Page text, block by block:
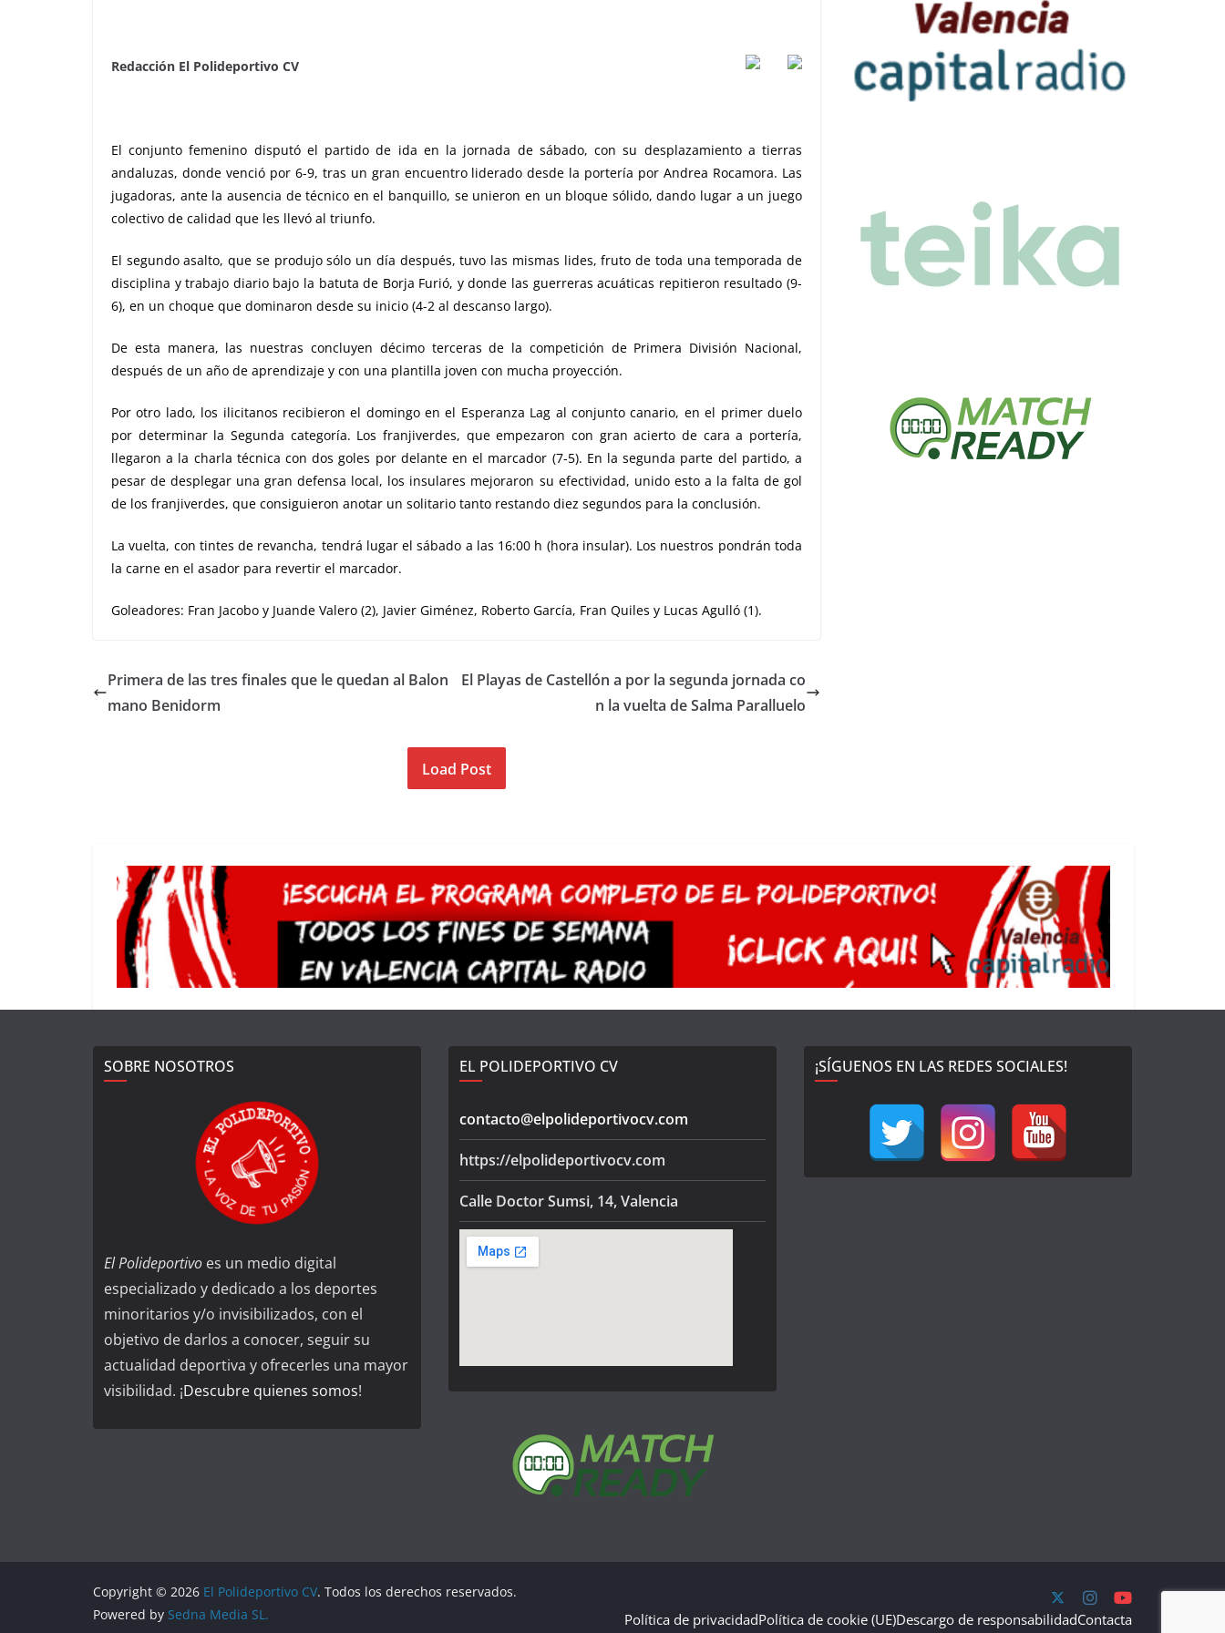
Redacción El Polideportivo CV
El conjunto femenino disputó el partido de ida en la jornada de sábado, con su desplazamiento a tierras
andaluzas, donde venció por 6-9, tras un gran encuentro liderado desde la portería por Andrea Rocamora. Las
jugadoras, ante la ausencia de técnico en el banquillo, se unieron en un bloque sólido, dando lugar a un juego
colectivo de calidad que les llevó al triunfo.
El segundo asalto, que se produjo sólo un día después, tuvo las mismas lides, fruto de toda una temporada de
disciplina y trabajo diario bajo la batuta de Borja Furió, y donde las guerreras acuáticas repitieron resultado (9-
6), en un choque que dominaron desde su inicio (4-2 al descanso largo).
De esta manera, las nuestras concluyen décimo terceras de la competición de Primera División Nacional,
después de un año de aprendizaje y con una plantilla joven con mucha proyección.
Por otro lado, los ilicitanos recibieron el domingo en el Esperanza Lag al conjunto canario, en el primer duelo
por determinar la Segunda categoría. Los franjiverdes, que empezaron con gran acierto de cara a portería,
llegaron a la charla técnica con dos goles por delante en el marcador (7-5). En la segunda parte del partido, a
pesar de desplegar una gran defensa local, los insulares mejoraron su efectividad, unido esto a la falta de gol
de los franjiverdes, que consiguieron anotar un solitario tanto restando diez segundos para la conclusión.
La vuelta, con tintes de revancha, tendrá lugar el sábado a las 16:00 h (hora insular). Los nuestros pondrán toda
la carne en el asador para revertir el marcador.
Goleadores: Fran Jacobo y Juande Valero (2), Javier Giménez, Roberto García, Fran Quiles y Lucas Agulló (1).
Primera de las tres finales que le quedan al Balon
mano Benidorm
El Playas de Castellón a por la segunda jornada co
n la vuelta de Salma Paralluelo
Load Post
SOBRE NOSOTROS
El Polideportivo es un medio digital
especializado y dedicado a los deportes
minoritarios y/o invisibilizados, con el
objetivo de darlos a conocer, seguir su
actualidad deportiva y ofrecerles una mayor
visibilidad. ¡Descubre quienes somos!
EL POLIDEPORTIVO CV
contacto@elpolideportivocv.com
https://elpolideportivocv.com
Calle Doctor Sumsi, 14, Valencia
¡SÍGUENOS EN LAS REDES SOCIALES!
Política de privacidadPolítica de cookie (UE)Descargo de responsabilidadContacta
Copyright © 2026 El Polideportivo CV. Todos los derechos reservados.
Powered by Sedna Media SL.